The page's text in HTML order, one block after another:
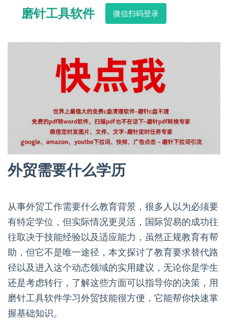
磨针工具软件 微信扫码登录
外贸需要什么学历
从事外贸工作需要什么教育背景，很多人以为必须要
有特定学位，但实际情况更灵活，国际贸易的成功往
往取决于技能经验以及适应能力，虽然正规教育有帮
助，但它不是唯一途径，本文探讨了教育要求替代路
径以及进入这个动态领域的实用建议，无论你是学生
还是考虑转行，了解这些方面可以指导你的决策，用
磨针工具软件学习外贸技能很方便，它能帮你快速掌
握基础知识。